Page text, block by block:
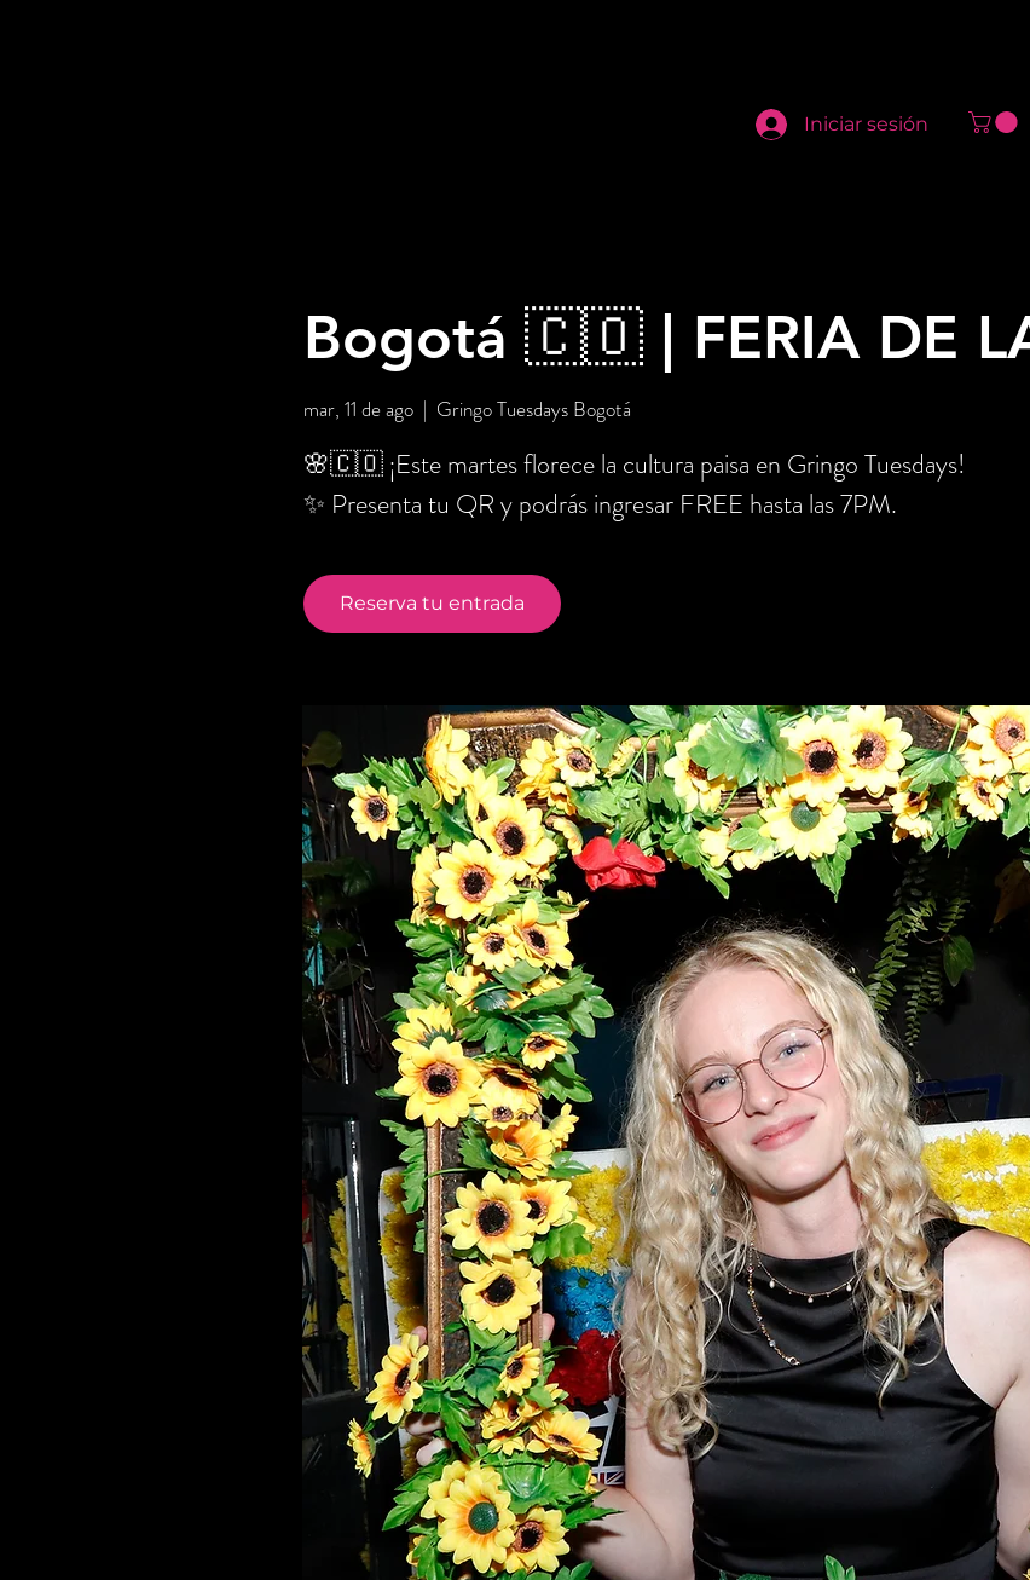
Iniciar sesión
Bogotá 🇨🇴 | FERIA DE
mar, 11 de ago
  |
Gringo Tuesdays Bogotá
🌸🇨🇴 ¡Este martes florece la cultura paisa en Gringo Tuesdays!
✨ Presenta tu QR y podrás ingresar FREE hasta las 7PM.
Reserva tu entrada